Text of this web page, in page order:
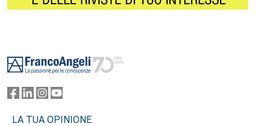
LA TUA OPINIONE